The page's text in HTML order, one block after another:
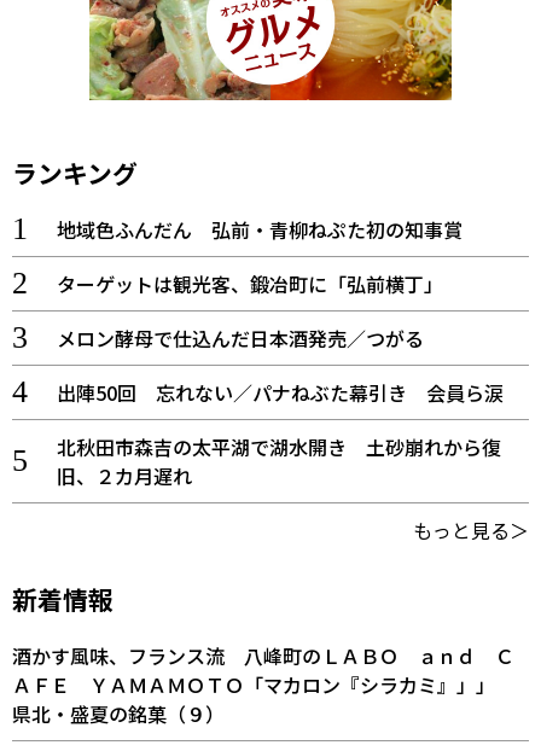
ランキング
地域色ふんだん 弘前・青柳ねぷた初の知事賞
ターゲットは観光客、鍛冶町に「弘前横丁」
メロン酵母で仕込んだ日本酒発売／つがる
出陣50回 忘れない／パナねぶた幕引き 会員ら涙
北秋田市森吉の太平湖で湖水開き 土砂崩れから復
旧、２カ月遅れ
もっと見る＞
新着情報
酒かす風味、フランス流 八峰町のＬＡＢＯ ａｎｄ Ｃ
ＡＦＥ ＹＡＭＡＭＯＴＯ「マカロン『シラカミ』」」
県北・盛夏の銘菓（９）